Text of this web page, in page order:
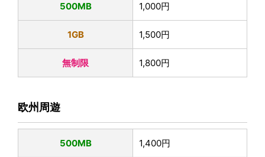
500MB 1,000円
1GB 1,500円
無制限 1,800円
欧州周遊
500MB 1,400円